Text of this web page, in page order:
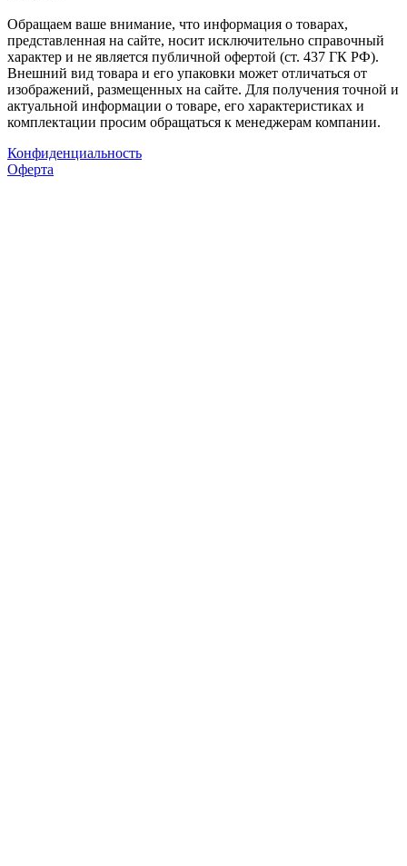
Обращаем ваше внимание, что информация о товарах,
представленная на сайте, носит исключительно справочный
характер и не является публичной офертой (ст. 437 ГК РФ).
Внешний вид товара и его упаковки может отличаться от
изображений, размещенных на сайте. Для получения точной и
актуальной информации о товаре, его характеристиках и
комплектации просим обращаться к менеджерам компании.
Конфиденциальность
Оферта